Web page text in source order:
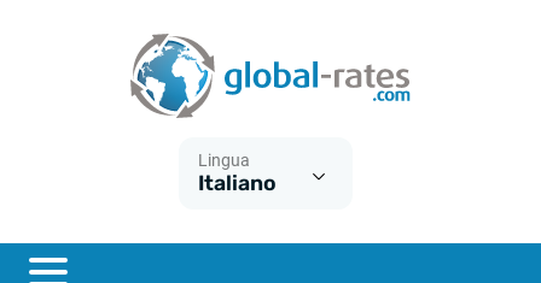
Lingua
Italiano
ESTER
Cos'è l'inflazione CPI?
Cos'è l'inflazione HICP?
Inflazione Italia
Tassi storici Euribor
Tassi storici di SONIA
Calcolatore dell’inflazione